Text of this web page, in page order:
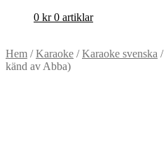
0 kr 0 artiklar
Hem /Karaoke /Karaoke svenska /
känd av Abba)